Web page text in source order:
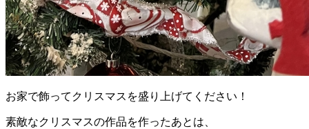
お家で飾ってクリスマスを盛り上げてください！
素敵なクリスマスの作品を作ったあとは、